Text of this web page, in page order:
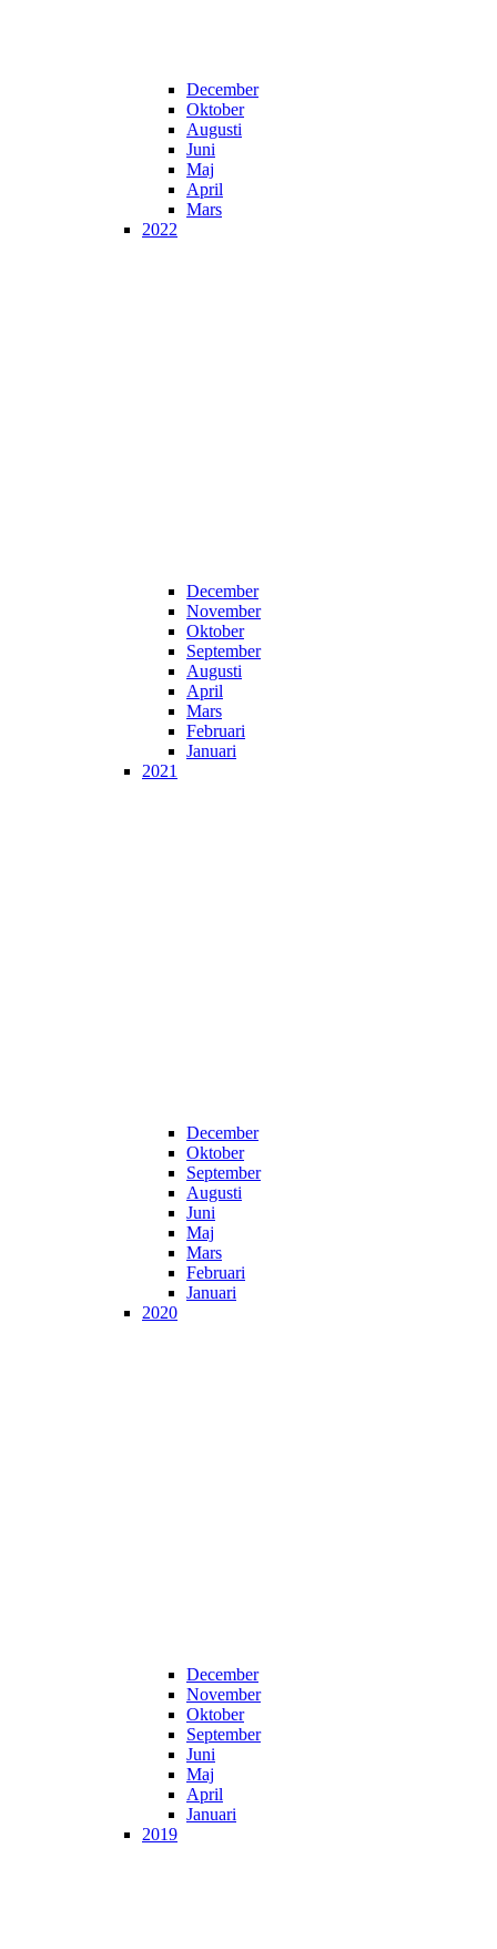
December
Oktober
Augusti
Juni
Maj
April
Mars
2022
December
November
Oktober
September
Augusti
April
Mars
Februari
Januari
2021
December
Oktober
September
Augusti
Juni
Maj
Mars
Februari
Januari
2020
December
November
Oktober
September
Juni
Maj
April
Januari
2019